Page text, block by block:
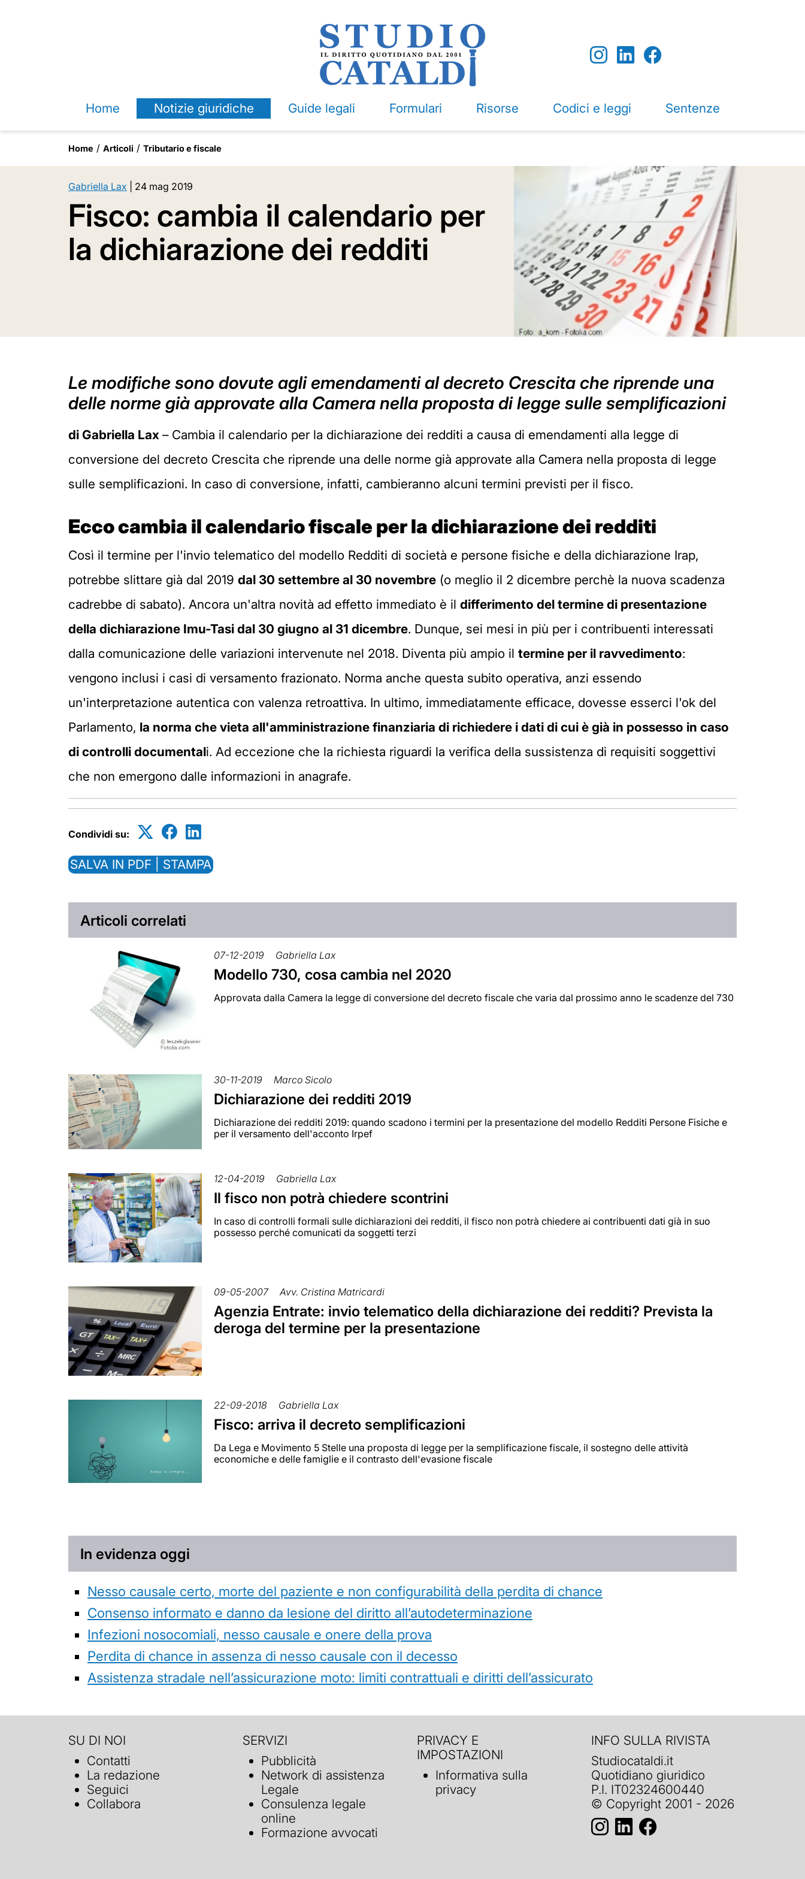
Home Notizie giuridiche Guide legali Formulari Risorse Codici e leggi Sentenze
Home Articoli Tributario e fiscale
Gabriella Lax 24 mag 2019
Fisco: cambia il calendario per
la dichiarazione dei redditi
Le modifiche sono dovute agli emendamenti al decreto Crescita che riprende una
delle norme già approvate alla Camera nella proposta di legge sulle semplificazioni
di Gabriella Lax – Cambia il calendario per la dichiarazione dei redditi a causa di emendamenti alla legge di
conversione del decreto Crescita che riprende una delle norme già approvate alla Camera nella proposta di legge
sulle semplificazioni. In caso di conversione, infatti, cambieranno alcuni termini previsti per il fisco.
Ecco cambia il calendario fiscale per la dichiarazione dei redditi
Così il termine per l'invio telematico del modello Redditi di società e persone fisiche e della dichiarazione Irap,
potrebbe slittare già dal 2019 dal 30 settembre al 30 novembre (o meglio il 2 dicembre perchè la nuova scadenza
cadrebbe di sabato). Ancora un'altra novità ad effetto immediato è il differimento del termine di presentazione
della dichiarazione Imu-Tasi dal 30 giugno al 31 dicembre. Dunque, sei mesi in più per i contribuenti interessati
dalla comunicazione delle variazioni intervenute nel 2018. Diventa più ampio il termine per il ravvedimento:
vengono inclusi i casi di versamento frazionato. Norma anche questa subito operativa, anzi essendo
un'interpretazione autentica con valenza retroattiva. In ultimo, immediatamente efficace, dovesse esserci l'ok del
Parlamento, la norma che vieta all'amministrazione finanziaria di richiedere i dati di cui è già in possesso in caso
di controlli documentali. Ad eccezione che la richiesta riguardi la verifica della sussistenza di requisiti soggettivi
che non emergono dalle informazioni in anagrafe.
Condividi su:
SALVA IN PDF | STAMPA
Articoli correlati
07-12-2019 Gabriella Lax
Modello 730, cosa cambia nel 2020
Approvata dalla Camera la legge di conversione del decreto fiscale che varia dal prossimo anno le scadenze del 730
30-11-2019 Marco Sicolo
Dichiarazione dei redditi 2019
Dichiarazione dei redditi 2019: quando scadono i termini per la presentazione del modello Redditi Persone Fisiche e
per il versamento dell'acconto Irpef
12-04-2019 Gabriella Lax
Il fisco non potrà chiedere scontrini
In caso di controlli formali sulle dichiarazioni dei redditi, il fisco non potrà chiedere ai contribuenti dati già in suo
possesso perché comunicati da soggetti terzi
09-05-2007 Avv. Cristina Matricardi
Agenzia Entrate: invio telematico della dichiarazione dei redditi? Prevista la
deroga del termine per la presentazione
22-09-2018 Gabriella Lax
Fisco: arriva il decreto semplificazioni
Da Lega e Movimento 5 Stelle una proposta di legge per la semplificazione fiscale, il sostegno delle attività
economiche e delle famiglie e il contrasto dell'evasione fiscale
In evidenza oggi
Nesso causale certo, morte del paziente e non configurabilità della perdita di chance
Consenso informato e danno da lesione del diritto all’autodeterminazione
Infezioni nosocomiali, nesso causale e onere della prova
Perdita di chance in assenza di nesso causale con il decesso
Assistenza stradale nell’assicurazione moto: limiti contrattuali e diritti dell’assicurato
SU DI NOI
Contatti
La redazione
Seguici
Collabora
SERVIZI
Pubblicità
Network di assistenza
Legale
Consulenza legale
online
Formazione avvocati
PRIVACY E
IMPOSTAZIONI
Informativa sulla
privacy
INFO SULLA RIVISTA
Studiocataldi.it
Quotidiano giuridico
P.I. IT02324600440
© Copyright 2001 - 2026